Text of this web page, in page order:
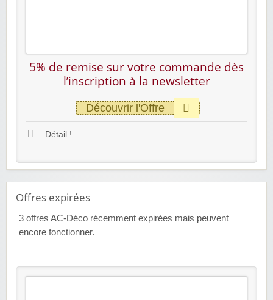
5% de remise sur votre commande dès
l’inscription à la newsletter
Découvrir l'Offre
Détail !
Offres expirées
3 offres AC-Déco récemment expirées mais peuvent
encore fonctionner.